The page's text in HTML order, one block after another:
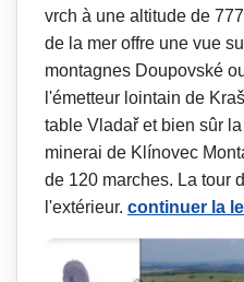
vrch à une altitude de
de la mer offre une vue
montagnes Doupovské
l'émetteur lointain de
table Vladař et bien sûr
minerai de Klínovec
de 120 marches. La tour
l'extérieur. continuer la